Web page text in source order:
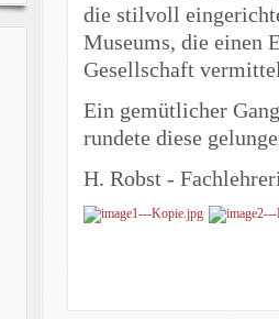
die stilvoll
Museums, die einen
Gesellschaft
Ein gemütlicher
rundete diese
H. Robst -